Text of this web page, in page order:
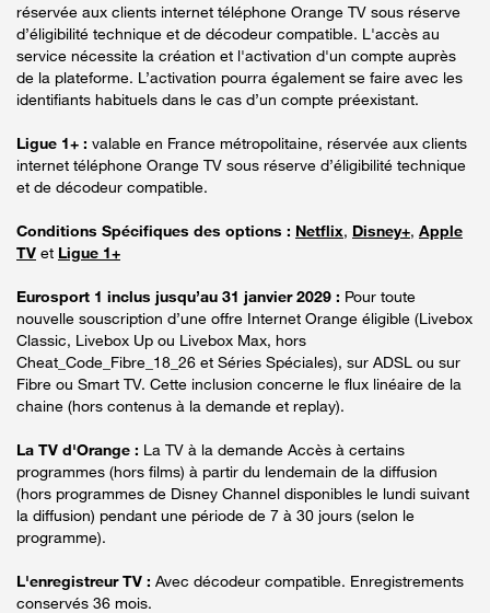
réservée aux clients internet téléphone Orange TV sous réserve
d’éligibilité technique et de décodeur compatible. L'accès au
service nécessite la création et l'activation d'un compte auprès
de la plateforme. L’activation pourra également se faire avec les
identifiants habituels dans le cas d’un compte préexistant.
Ligue 1+ : valable en France métropolitaine, réservée aux clients
internet téléphone Orange TV sous réserve d’éligibilité technique
et de décodeur compatible.
Conditions Spécifiques des options : Netflix, Disney+, Apple
TV et Ligue 1+
Eurosport 1 inclus jusqu’au 31 janvier 2029 : Pour toute
nouvelle souscription d’une offre Internet Orange éligible (Livebox
Classic, Livebox Up ou Livebox Max, hors
Cheat_Code_Fibre_18_26 et Séries Spéciales), sur ADSL ou sur
Fibre ou Smart TV. Cette inclusion concerne le flux linéaire de la
chaine (hors contenus à la demande et replay).
La TV d'Orange : La TV à la demande Accès à certains
programmes (hors films) à partir du lendemain de la diffusion
(hors programmes de Disney Channel disponibles le lundi suivant
la diffusion) pendant une période de 7 à 30 jours (selon le
programme).
L'enregistreur TV : Avec décodeur compatible. Enregistrements
conservés 36 mois.